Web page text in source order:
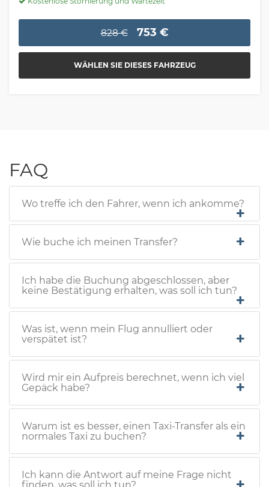
828 € 753 €
WÄHLEN SIE DIESES FAHRZEUG
FAQ
Wo treffe ich den Fahrer, wenn ich ankomme?
Wie buche ich meinen Transfer?
Ich habe die Buchung abgeschlossen, aber
keine Bestätigung erhalten, was soll ich tun?
Was ist, wenn mein Flug annulliert oder
verspätet ist?
Wird mir ein Aufpreis berechnet, wenn ich viel
Gepäck habe?
Warum ist es besser, einen Taxi-Transfer als ein
normales Taxi zu buchen?
Ich kann die Antwort auf meine Frage nicht
finden, was soll ich tun?